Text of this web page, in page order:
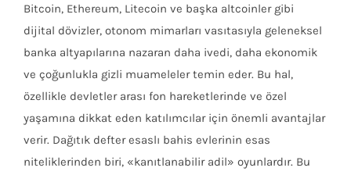
Bitcoin, Ethereum, Litecoin ve başka altcoinler gibi
dijital dövizler, otonom mimarları vasıtasıyla geleneksel
banka altyapılarına nazaran daha ivedi, daha ekonomik
ve çoğunlukla gizli muameleler temin eder. Bu hal,
özellikle devletler arası fon hareketlerinde ve özel
yaşamına dikkat eden katılımcılar için önemli avantajlar
verir. Dağıtık defter esaslı bahis evlerinin esas
niteliklerinden biri, «kanıtlanabilir adil» oyunlardır. Bu